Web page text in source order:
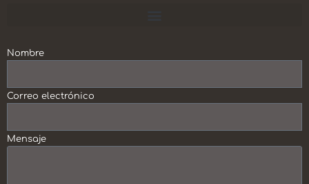
Nombre
Correo electrónico
Mensaje